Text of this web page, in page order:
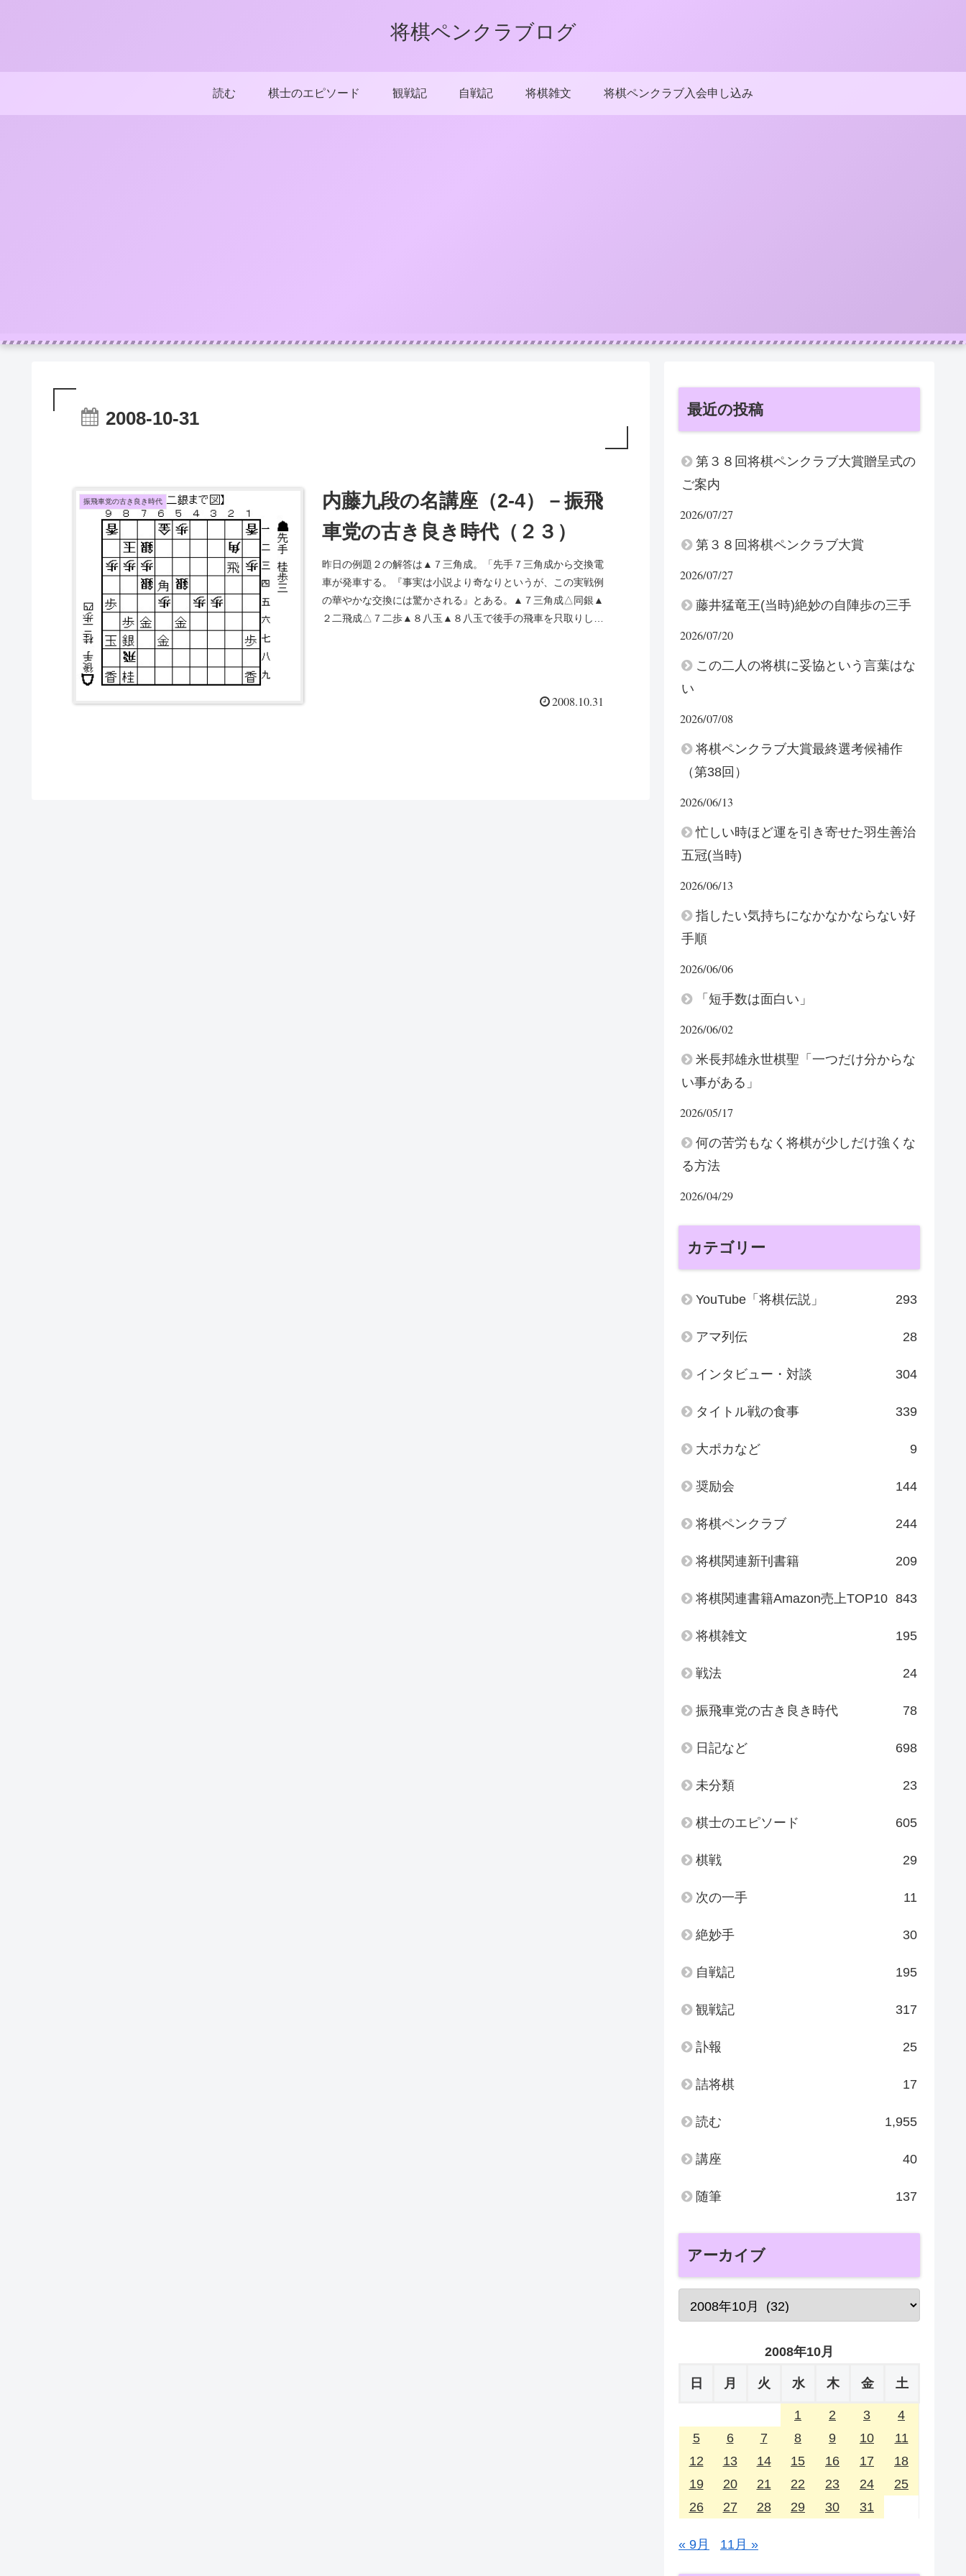
将棋ペンクラブログ
読む 棋士のエピソード 観戦記 自戦記 将棋雑文 将棋ペンクラブ入会申し込み
2008-10-31
振飛車党の古き良き時代
内藤九段の名講座（2-4）－振飛
車党の古き良き時代（２３）
昨日の例題２の解答は▲７三角成。「先手７三角成から交換電
車が発車する。『事実は小説より奇なりというが、この実戦例
の華やかな交換には驚かされる』とある。▲７三角成△同銀▲
２二飛成△７二歩▲８八玉▲８八玉で後手の飛車を只取りした
2008.10.31
最近の投稿
第３８回将棋ペンクラブ大賞贈呈式の
ご案内
2026/07/27
第３８回将棋ペンクラブ大賞
2026/07/27
藤井猛竜王(当時)絶妙の自陣歩の三手
2026/07/20
この二人の将棋に妥協という言葉はな
い
2026/07/08
将棋ペンクラブ大賞最終選考候補作
（第38回）
2026/06/13
忙しい時ほど運を引き寄せた羽生善治
五冠(当時)
2026/06/13
指したい気持ちになかなかならない好
手順
2026/06/06
「短手数は面白い」
2026/06/02
米長邦雄永世棋聖「一つだけ分からな
い事がある」
2026/05/17
何の苦労もなく将棋が少しだけ強くな
る方法
2026/04/29
カテゴリー
YouTube「将棋伝説」 293
アマ列伝 28
インタビュー・対談 304
タイトル戦の食事 339
大ポカなど 9
奨励会 144
将棋ペンクラブ 244
将棋関連新刊書籍 209
将棋関連書籍Amazon売上TOP10 843
将棋雑文 195
戦法 24
振飛車党の古き良き時代 78
日記など 698
未分類 23
棋士のエピソード 605
棋戦 29
次の一手 11
絶妙手 30
自戦記 195
観戦記 317
訃報 25
詰将棋 17
読む 1,955
講座 40
随筆 137
アーカイブ
2008年10月
日 月 火 水 木 金 土
1 2 3
4
5
6 7 8 9 10
11
12
13 14 15 16 17
18
19
20 21 22 23 24
25
26
27 28 29 30 31
« 9月 11月 »